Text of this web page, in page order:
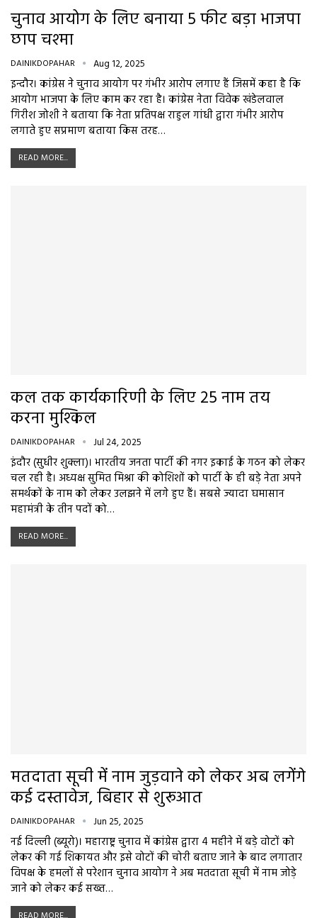
चुनाव आयोग के लिए बनाया 5 फीट बड़ा भाजपा
छाप चश्मा
DAINIKDOPAHAR Aug 12, 2025
इन्दौर। कांग्रेस ने चुनाव आयोग पर गंभीर आरोप लगाए हैं जिसमें कहा है कि
आयोग भाजपा के लिए काम कर रहा है। कांग्रेस नेता विवेक खंडेलवाल
गिरीश जोशी ने बताया कि नेता प्रतिपक्ष राहुल गांधी द्वारा गंभीर आरोप
लगाते हुए सप्रमाण बताया किस तरह…
READ MORE...
कल तक कार्यकारिणी के लिए 25 नाम तय
करना मुश्किल
DAINIKDOPAHAR Jul 24, 2025
इंदौर (सुधीर शुक्ला)। भारतीय जनता पार्टी की नगर इकाई के गठन को लेकर
चल रही है। अध्यक्ष सुमित मिश्रा की कोशिशों को पार्टी के ही बड़े नेता अपने
समर्थकों के नाम को लेकर उलझने में लगे हुए हैं। सबसे ज्यादा घमासान
महामंत्री के तीन पदों को…
READ MORE...
मतदाता सूची में नाम जुड़वाने को लेकर अब लगेंगे
कई दस्तावेज, बिहार से शुरूआत
DAINIKDOPAHAR Jun 25, 2025
नई दिल्ली (ब्यूरो)। महाराष्ट्र चुनाव में कांग्रेस द्वारा 4 महीने में बड़े वोटों को
लेकर की गई शिकायत और इसे वोटों की चोरी बताए जाने के बाद लगातार
विपक्ष के हमलों से परेशान चुनाव आयोग ने अब मतदाता सूची में नाम जोड़े
जाने को लेकर कई सख्त…